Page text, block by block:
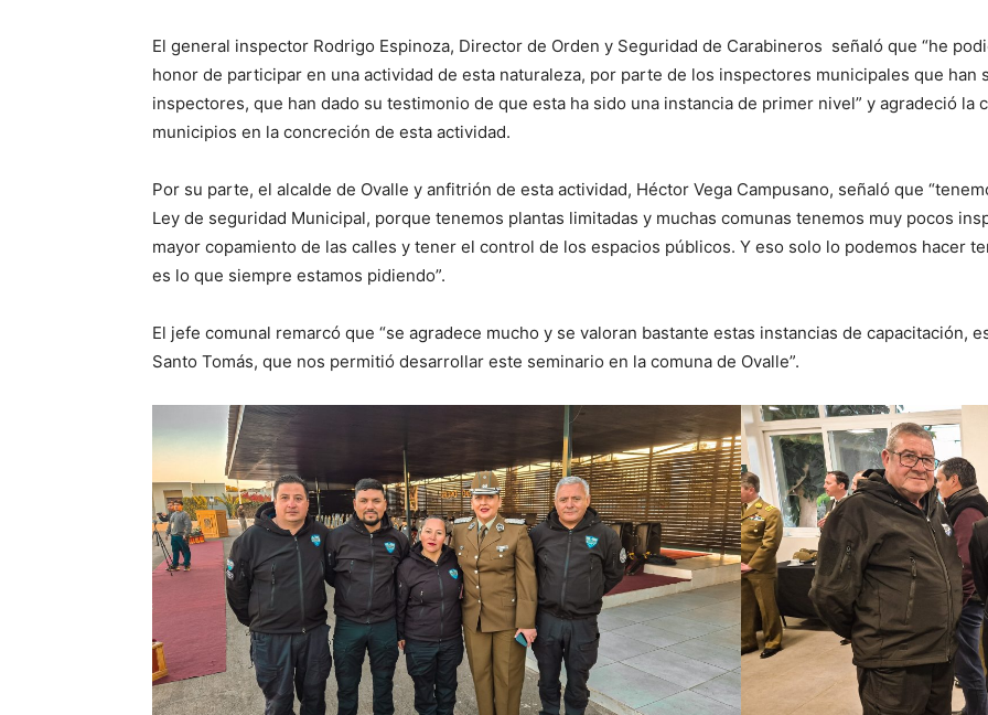
El general inspector Rodrigo Espinoza, Director de Orden y Seguridad de Carabineros señaló que “he
honor de participar en una actividad de esta naturaleza, por parte de los inspectores municipales que han
inspectores, que han dado su testimonio de que esta ha sido una instancia de primer nivel” y agradeció la
municipios en la concreción de esta actividad.
Por su parte, el alcalde de Ovalle y anfitrión de esta actividad, Héctor Vega Campusano, señaló que
Ley de seguridad Municipal, porque tenemos plantas limitadas y muchas comunas tenemos muy pocos
mayor copamiento de las calles y tener el control de los espacios públicos. Y eso solo lo podemos hacer
es lo que siempre estamos pidiendo”.
El jefe comunal remarcó que “se agradece mucho y se valoran bastante estas instancias de capacitación,
Santo Tomás, que nos permitió desarrollar este seminario en la comuna de Ovalle”.